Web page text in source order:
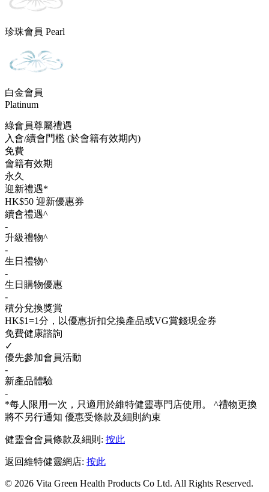
珍珠會員 Pearl
白金會員
Platinum
綠會員尊屬禮遇
入會/續會門檻 (於會籍有效期內)
免費
會籍有效期
永久
迎新禮遇*
HK$50 迎新優惠券
續會禮遇​^
-
升級禮物​^
-
生日禮物​^
-
生日購物優惠
-
積分兌換獎賞
HK$1=1分，以優惠折扣兌換產品或VG賞錢現金券
免費健康諮詢
✓
優先參加會員活動
-
新產品體驗
-
*每人限用一次，只適用於維特健靈專門店使用。 ^禮物更換
將不另行通知 優惠受條款及細則約束
健靈會會員條款及細則: 按此
返回維特健靈網店: 按此
© 2026 Vita Green Health Products Co Ltd. All Rights Reserved.